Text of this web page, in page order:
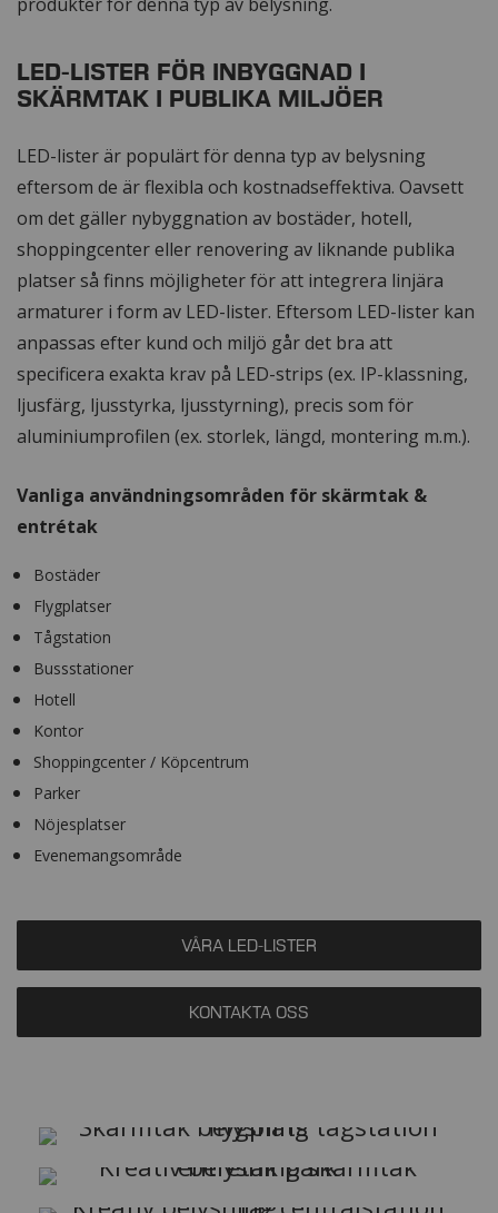
LED-LISTER FÖR INBYGGNAD I
SKÄRMTAK I PUBLIKA MILJÖER
LED-lister är populärt för denna typ av belysning
eftersom de är flexibla och kostnadseffektiva. Oavsett
om det gäller nybyggnation av bostäder, hotell,
shoppingcenter eller renovering av liknande publika
platser så finns möjligheter för att integrera linjära
armaturer i form av LED-lister. Eftersom LED-lister kan
anpassas efter kund och miljö går det bra att
specificera exakta krav på LED-strips (ex. IP-klassning,
ljusfärg, ljusstyrka, ljusstyrning), precis som för
aluminiumprofilen (ex. storlek, längd, montering m.m.).
Vanliga användningsområden för skärmtak &
entrétak
Bostäder
Flygplatser
Tågstation
Bussstationer
Hotell
Kontor
Shoppingcenter / Köpcentrum
Parker
Nöjesplatser
Evenemangsområde
VÅRA LED-LISTER
KONTAKTA OSS